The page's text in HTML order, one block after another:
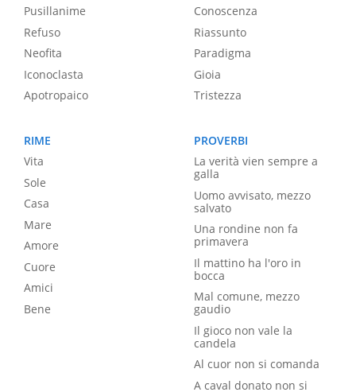
Pusillanime
Refuso
Neofita
Iconoclasta
Apotropaico
Conoscenza
Riassunto
Paradigma
Gioia
Tristezza
RIME
Vita
Sole
Casa
Mare
Amore
Cuore
Amici
Bene
PROVERBI
La verità vien sempre a
galla
Uomo avvisato, mezzo
salvato
Una rondine non fa
primavera
Il mattino ha l'oro in
bocca
Mal comune, mezzo
gaudio
Il gioco non vale la
candela
Al cuor non si comanda
A caval donato non si